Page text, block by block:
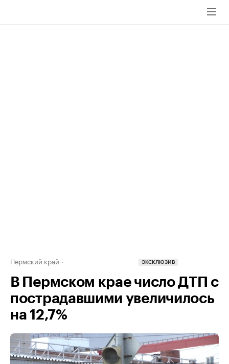
Пермский край ЭКСКЛЮЗИВ
В Пермском крае число ДТП с
пострадавшими увеличилось
на 12,7%